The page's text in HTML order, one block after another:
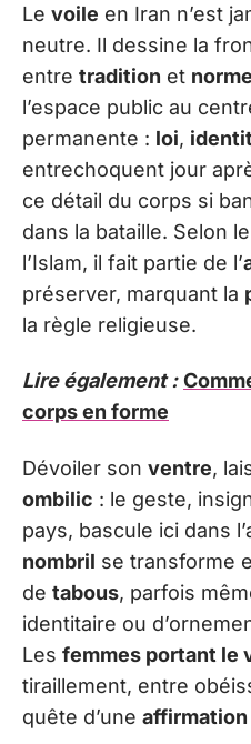
Le voile en Iran n’est
neutre. Il dessine la
entre tradition et
l’espace public au
permanente : loi,
entrechoquent jour
ce détail du corps si
dans la bataille. Selon
l’Islam, il fait partie de l’
préserver, marquant la
la règle religieuse.
Lire également :
corps en forme
Dévoiler son ventre,
ombilic : le geste,
pays, bascule ici dans
nombril se transforme
de tabous, parfois
identitaire ou
Les femmes portant le
tiraillement, entre
quête d’une